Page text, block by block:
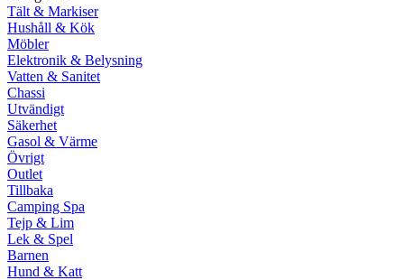
Tält & Markiser
Hushåll & Kök
Möbler
Elektronik & Belysning
Vatten & Sanitet
Chassi
Utvändigt
Säkerhet
Gasol & Värme
Övrigt
Outlet
Tillbaka
Camping Spa
Tejp & Lim
Lek & Spel
Barnen
Hund & Katt